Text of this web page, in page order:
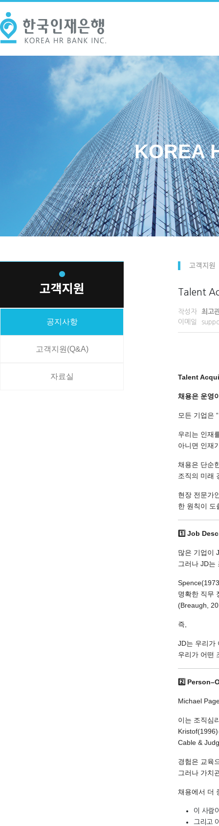
KOREA
공지사항
고객지원(Q&A)
자료실
Talent
작성자
최고
이메일
Talent
채용은 운영
모든 기업은
우리는 인재
아니면 인재
채용은 단순
조직의 미래
현장 전문가
한 원칙이 도
1️ Job
많은 기업이
그러나 JD는
명확한 직무
(Breaugh,
즉,
JD는 우리가
우리가 어떤
2️
Michael
이는 조직심
Cable &
경험은 교육
그러나 가치
채용에서 더
이 사람
그리고